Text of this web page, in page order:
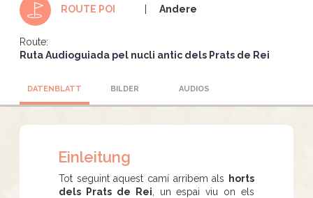
ROUTE POI Andere
Route:
Ruta Audioguiada pel nucli antic dels Prats de Rei
DATENBLATT BILDER AUDIOS
Einleitung
Tot seguint aquest camí arribem als
horts
dels Prats de Rei , un espai viu on els